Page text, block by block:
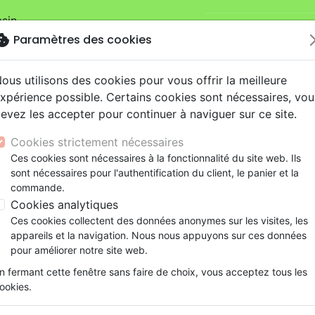
Je veux retirer
sur la boutiqueLa Maison de la
NouveautésBibles
Testaments
Segond
Darby
Livres
Famille, couple
Souffrance, Relation d'aide
Ethique, société, politique
Événements actuels
eBooks
Couple
Souffrance, Relation d'aide
Apologétique
Bibles jeunesse
Latino, Folk
Soul
Louange, Adoration
Pop, Rock
animés
conférences
Documentaires, reportages
Accessoires de Bible
Papeterie
Je combattais pour Allah - Une femme à la recherche
Je combattais pour Allah
Une femme à la recherche de la
Johanna Al-Sain Ernst Schrupp
RéférenceMB3413 EAN9782826034131
Paramètres des cookies
utilisons des cookies pour vous offrir la meilleure
possible. Certains cookies sont nécessaires,
les accepter pour continuer à naviguer sur ce site.
Cookies strictement nécessaires
Ces cookies sont nécessaires à la fonctionnalité du site web. Ils
sont nécessaires pour l'authentification du client, le panier et la
commande.
Cookies analytiques
Ces cookies collectent des données anonymes sur les visites, les
appareils et la navigation. Nous nous appuyons sur ces données
pour améliorer notre site web.
fermant cette fenêtre sans faire de choix, vous acceptez tous les